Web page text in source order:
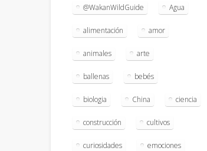
@WakanWildGuide Agua
alimentación amor
animales arte
ballenas bebés
biologia China ciencia
construcción cultivos
curiosidades emociones